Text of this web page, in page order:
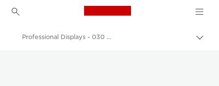
Canon Logo, back to
Professional Displays - 030 DP-V1710